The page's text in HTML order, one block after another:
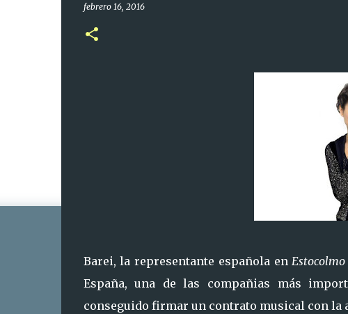
febrero 16, 2016
Barei, la representante española enEstocolmo
España, una de las compañias más
conseguido firmar un contrato musical con la